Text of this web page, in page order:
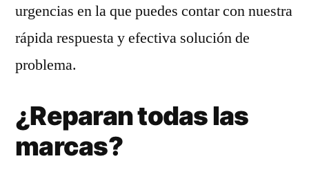
urgencias en la que puedes contar con nuestra
rápida respuesta y efectiva solución de
problema.
¿Reparan todas las
marcas?